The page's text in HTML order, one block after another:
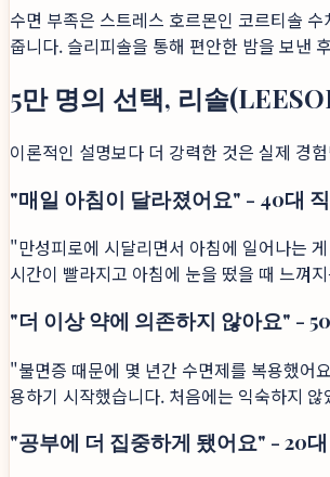
수면 부족은 스트레스 호르몬인 코르티솔
줍니다. 슬리피솔을 통해 편안한 밤을 보낸
5만 명의 선택, 리솔
이론적인 설명보다 더 강력한 것은 실제 경
"매일 아침이 달라졌어요" - 40대
"만성피로에 시달리면서 아침에 일어나는
시간이 빨라지고 아침에 눈을 떴을 때 느껴
"더 이상 약에 의존하지 않아요" -
"불면증 때문에 몇 년간 수면제를 복용했어
용하기 시작했습니다. 처음에는 익숙하지
"공부에 더 집중하게 됐어요" - 20